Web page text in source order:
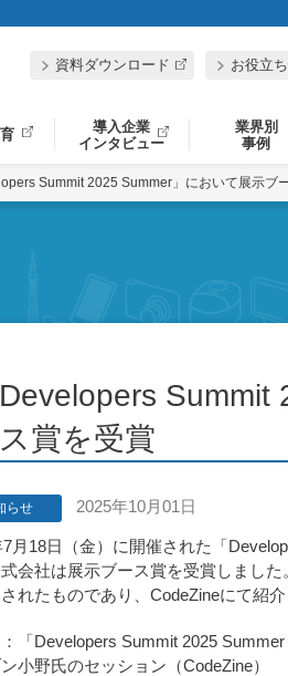
資料ダウンロード お役立
導入企業
インタビュー
業界別
事例
Summit 2025 Summer」において展示ブ
Developers
賞を受賞
らせ 2025年10月01日
7月18日（金）に開催された「
会社は展示ブース賞を受賞しまし
れたものであり、CodeZineにて紹介
「Developers Summit 2025
小野氏のセッション（CodeZine）